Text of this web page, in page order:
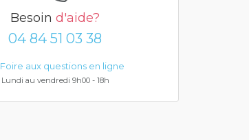
Besoin d'aide?
04 84 51 03 38
Foire aux questions en ligne
Lundi au vendredi 9h00 - 18h